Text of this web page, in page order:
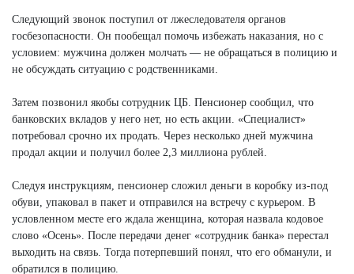
Следующий звонок поступил от лжеследователя органов
госбезопасности. Он пообещал помочь избежать наказания, но с
условием: мужчина должен молчать — не обращаться в полицию и
не обсуждать ситуацию с родственниками.
Затем позвонил якобы сотрудник ЦБ. Пенсионер сообщил, что
банковских вкладов у него нет, но есть акции. «Специалист»
потребовал срочно их продать. Через несколько дней мужчина
продал акции и получил более 2,3 миллиона рублей.
Следуя инструкциям, пенсионер сложил деньги в коробку из-под
обуви, упаковал в пакет и отправился на встречу с курьером. В
условленном месте его ждала женщина, которая назвала кодовое
слово «Осень». После передачи денег «сотрудник банка» перестал
выходить на связь. Тогда потерпевший понял, что его обманули, и
обратился в полицию.